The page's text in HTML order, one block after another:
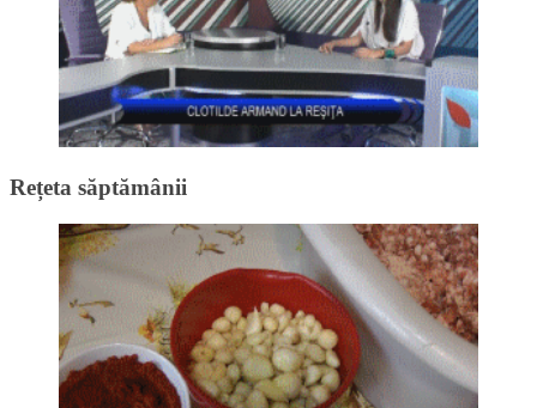
Rețeta săptămânii